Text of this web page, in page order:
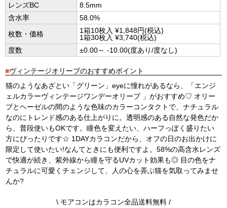
レンズBC
8.5mm
含水率
58.0%
枚数・価格
1箱10枚入 ¥1,848円(税込)
1箱30枚入 ¥3,740(税込)
度数
±0.00～ -10.00(度あり/度なし)
■ヴィンテージオリーブのおすすめポイント
猫のようなあざとい「グリーン」eyeに憧れがあるなら、「エンジ
ェルカラーヴィンテージワンデーオリーブ 」がおすすめ♡ オリー
ブとヘーゼルの間のような色味のカラーコンタクトで、ナチュラル
なのにトレンド感のある仕上がりに。透明感のある自然な発色だか
ら、普段使いもOKです。瞳色を変えたい、ハーフっぽく盛りたい
方にぴったりです☆ 1DAYカラコンだから、オフの日のお出かけに
限定して使いたい!なんてときにも便利ですよ。58%の高含水レンズ
で快適が続き、紫外線から瞳を守るUVカット効果も◎ 目の色をナ
チュラルに可愛くチェンジして、人の心を弄ぶ猫を気取ってみませ
んか?
\ モアコンはカラコン全品送料無料 /